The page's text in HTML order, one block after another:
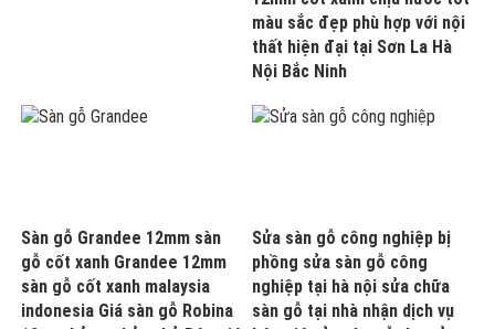
màu sắc đẹp phù hợp với nội
thất hiện đại tại Sơn La Hà
Nội Bắc Ninh
Sàn gỗ Grandee 12mm sàn
gỗ cốt xanh Grandee 12mm
sàn gỗ cốt xanh malaysia
indonesia Giá sàn gỗ Robina
Sửa sàn gỗ công nghiệp bị
phồng sửa sàn gỗ công
nghiệp tại hà nội sửa chữa
sàn gỗ tại nhà nhận dịch vụ